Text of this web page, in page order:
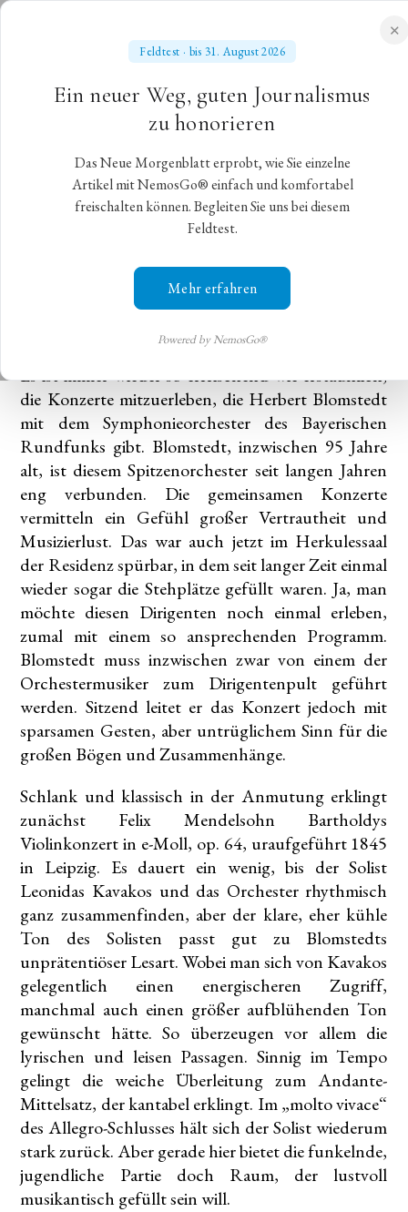
NEUES MORGENBLATT
für gebildete Stände
✕
Feldtest · bis 31. August 2026
Ein neuer Weg, guten Journalismus
zu honorieren
Das Neue Morgenblatt erprobt, wie Sie einzelne
Artikel mit NemosGo® einfach und komfortabel
freischalten können. Begleiten Sie uns bei diesem
Feldtest.
Mehr erfahren
Powered by NemosGo®
Nüchterne Romantik und große
Herbert Blomstedt dirigiert das
Symphonieorchester des Bayerischen Rundfunks
13. Januar 2023,Christian Gohlke
Es ist immer wieder so erfrischend wie erstaunlich,
die Konzerte mitzuerleben, die Herbert Blomstedt
mit dem Symphonieorchester des Bayerischen
Rundfunks gibt. Blomstedt, inzwischen 95 Jahre
alt, ist diesem Spitzenorchester seit langen Jahren
eng verbunden. Die gemeinsamen Konzerte
vermitteln ein Gefühl großer Vertrautheit und
Musizierlust. Das war auch jetzt im Herkulessaal
der Residenz spürbar, in dem seit langer Zeit einmal
wieder sogar die Stehplätze gefüllt waren. Ja, man
möchte diesen Dirigenten noch einmal erleben,
zumal mit einem so ansprechenden Programm.
Blomstedt muss inzwischen zwar von einem der
Orchestermusiker zum Dirigentenpult geführt
werden. Sitzend leitet er das Konzert jedoch mit
sparsamen Gesten, aber untrüglichem Sinn für die
großen Bögen und Zusammenhänge.
Schlank und klassisch in der Anmutung erklingt
zunächst Felix Mendelsohn Bartholdys
Violinkonzert in e-Moll, op. 64, uraufgeführt 1845
in Leipzig. Es dauert ein wenig, bis der Solist
Leonidas Kavakos und das Orchester rhythmisch
ganz zusammenfinden, aber der klare, eher kühle
Ton des Solisten passt gut zu Blomstedts
unprätentiöser Lesart. Wobei man sich von Kavakos
gelegentlich einen energischeren Zugriff,
manchmal auch einen größer aufblühenden Ton
gewünscht hätte. So überzeugen vor allem die
lyrischen und leisen Passagen. Sinnig im Tempo
gelingt die weiche Überleitung zum Andante-
Mittelsatz, der kantabel erklingt. Im „molto vivace“
des Allegro-Schlusses hält sich der Solist wiederum
stark zurück. Aber gerade hier bietet die funkelnde,
jugendliche Partie doch Raum, der lustvoll
musikantisch gefüllt sein will.